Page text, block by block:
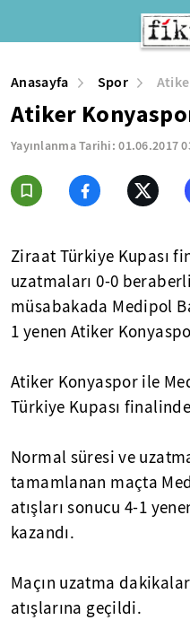
Anasayfa Spor
Atiker
Yayınlanma Tarihi:01.06.2017
Ziraat Türkiye Kupası
uzatmaları 0-0
müsabakada Medipol
1 yenen Atiker
Atiker Konyaspor ile
Türkiye Kupası
Normal süresi ve
tamamlanan maçta
atışları sonucu 4-1
kazandı.
Maçın uzatma
atışlarına geçildi.